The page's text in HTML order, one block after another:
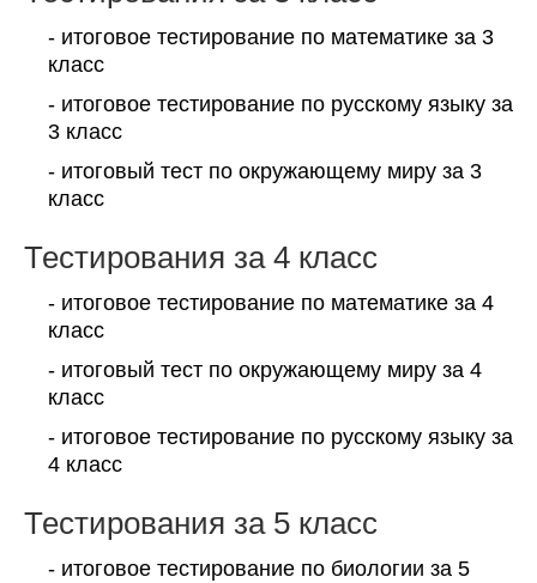
- итоговое тестирование по математике за 3
класс
- итоговое тестирование по русскому языку за
3 класс
- итоговый тест по окружающему миру за 3
класс
Тестирования за 4 класс
- итоговое тестирование по математике за 4
класс
- итоговый тест по окружающему миру за 4
класс
- итоговое тестирование по русскому языку за
4 класс
Тестирования за 5 класс
- итоговое тестирование по биологии за 5